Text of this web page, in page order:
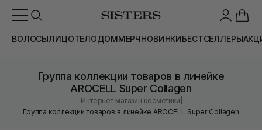
ВОЛОСЫЛИЦОТЕЛОДОММЕРЧНОВИНКИБЕСТСЕЛЛЕРЫ
Группа коллекции товаров в линейке
AROCELL Super Collagen
Интернет магазин косметики
Группа коллекции товаров в линейке AROCELL Super Collagen